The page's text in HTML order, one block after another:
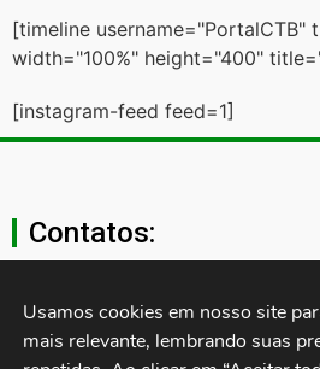
[timeline username="PortalCTB"
width="100%" height="400"
[instagram-feed feed=1]
Contatos:
11 3874-
Usamos cookies em nosso site
mais relevante, lembrando suas